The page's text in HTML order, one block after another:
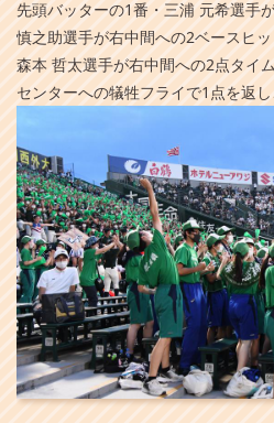
先頭バッターの1番・三浦 元希選手
慎之助選手が右中間への2ベースヒ
森本 哲太選手が右中間への2点タイ
センターへの犠牲フライで1点を返